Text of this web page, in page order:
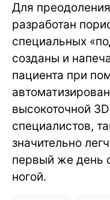
Для
разработан
специальных
созданы и
пациента при
высокоточной
специалистов,
значительно
первый же день
ногой.